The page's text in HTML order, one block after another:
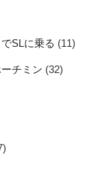
SLに乗る (11)
チミン (32)